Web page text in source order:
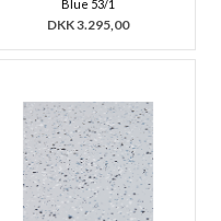
Blue 53/1
DKK3.295,00